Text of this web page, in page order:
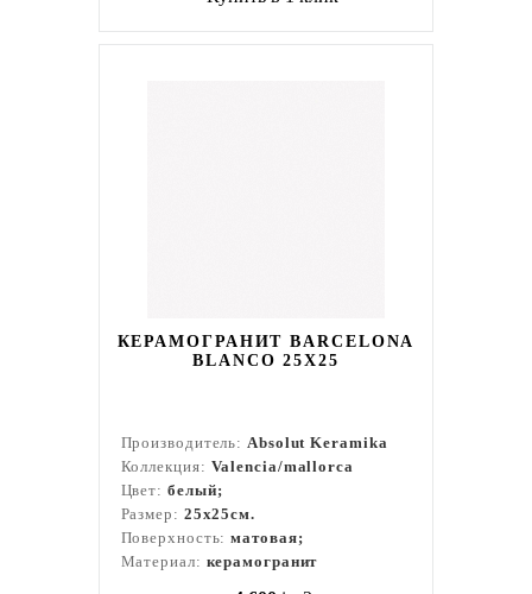
КЕРАМОГРАНИТ BARCELONA
BLANCO 25X25
Производитель:Absolut Keramika
Коллекция: Valencia/mallorca
Цвет: белый;
Размер: 25x25см.
Поверхность:матовая;
Материал: керамогранит